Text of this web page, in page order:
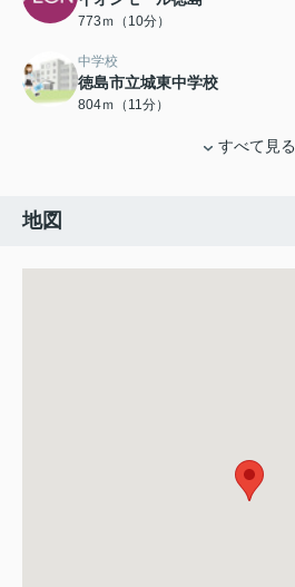
773ｍ（10分）
中学校
徳島市立城東中学校
804ｍ（11分）
すべて見る
地図